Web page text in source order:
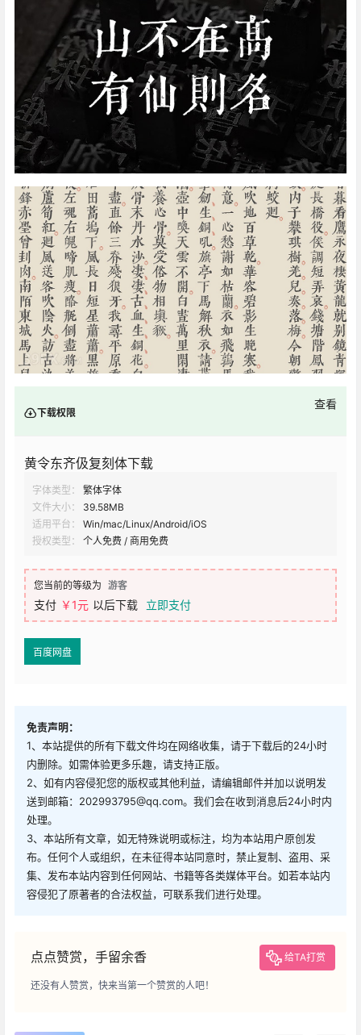
下载权限
查看
黄令东齐伋复刻体下载
字体类型：
繁体字体
文件大小：
39.58MB
适用平台：
Win/mac/Linux/Android/iOS
授权类型：
个人免费 / 商用免费
您当前的等级为 游客
支付 ￥1元 以后下载 立即支付
百度网盘
免责声明：
1、本站提供的所有下载文件均在网络收集，请于下载后的24小时
内删除。如需体验更多乐趣，请支持正版。
2、如有内容侵犯您的版权或其他利益，请编辑邮件并加以说明发
送到邮箱：202993795@qq.com。我们会在收到消息后24小时内
处理。
3、本站所有文章，如无特殊说明或标注，均为本站用户原创发
布。任何个人或组织，在未征得本站同意时，禁止复制、盗用、采
集、发布本站内容到任何网站、书籍等各类媒体平台。如若本站内
容侵犯了原著者的合法权益，可联系我们进行处理。
点点赞赏，手留余香 给TA打赏
还没有人赞赏，快来当第一个赞赏的人吧！